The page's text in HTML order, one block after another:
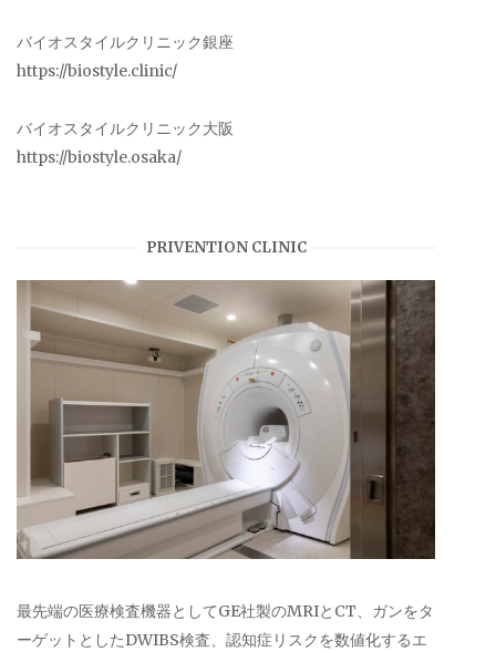
バイオスタイルクリニック銀座
https://biostyle.clinic/
バイオスタイルクリニック大阪
https://biostyle.osaka/
PRIVENTION CLINIC
最先端の医療検査機器としてGE社製のMRIとCT、ガンをタ
ーゲットとしたDWIBS検査、認知症リスクを数値化するエ